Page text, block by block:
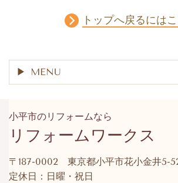
トップへ戻るには
MENU
小平市のリフォームなら
リフォームワークス
〒187-0002 東京都小平市花小金井5-
定休日：日曜・祝日